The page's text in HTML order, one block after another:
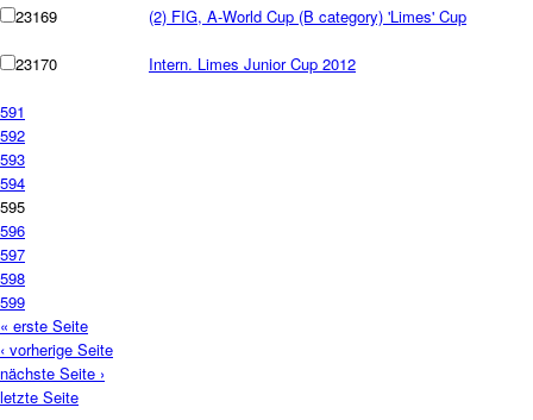
23169 (2) FIG, A-World Cup (B category) 'Limes' Cup
23170 Intern. Limes Junior Cup 2012
591
592
593
594
595
596
597
598
599
« erste Seite
‹ vorherige Seite
nächste Seite ›
letzte Seite